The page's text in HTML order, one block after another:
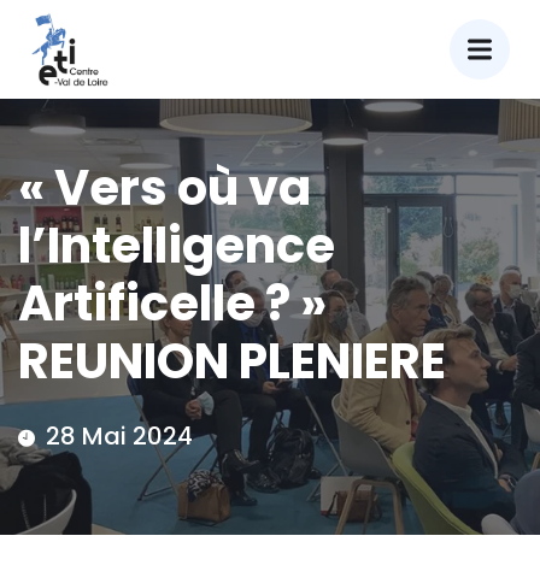
« Vers où va
l’Intelligence
Artificelle ? »
REUNION PLENIERE
28 Mai 2024